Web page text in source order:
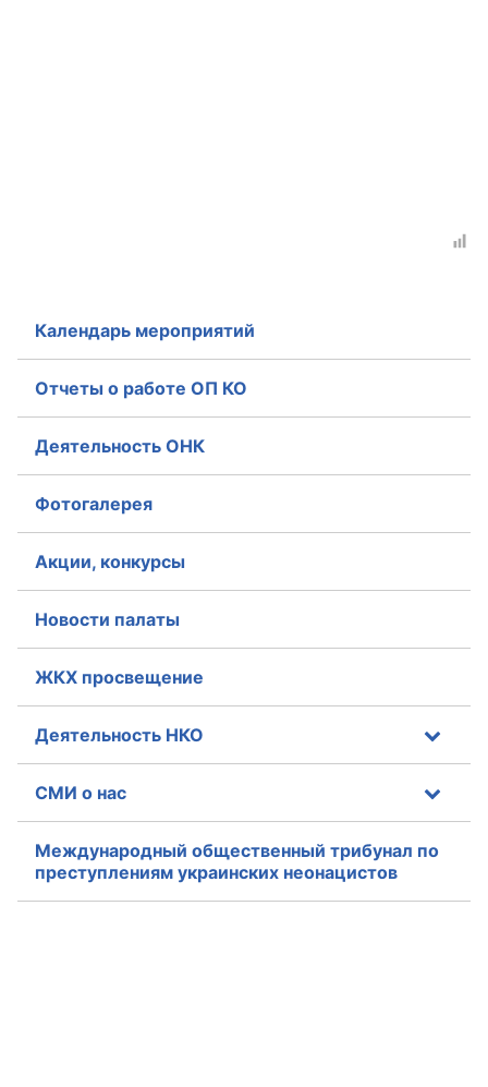
Календарь мероприятий
Отчеты о работе ОП КО
Деятельность ОНК
Фотогалерея
Акции, конкурсы
Новости палаты
ЖКХ просвещение
Деятельность НКО
СМИ о нас
Международный общественный трибунал по
преступлениям украинских неонацистов